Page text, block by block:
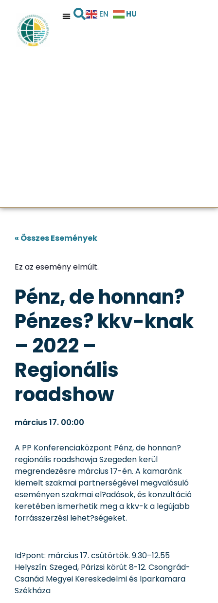
EN HU
« Összes Események
Ez az esemény elmúlt.
Pénz, de honnan?
Pénzes? kkv-knak
– 2022 –
Regionális
roadshow
március 17. 00:00
A PP Konferenciaközpont Pénz, de honnan?
regionális roadshowja Szegeden kerül
megrendezésre március 17-én. A kamaránk
kiemelt szakmai partnerségével megvalósuló
eseményen szakmai el?adások, és konzultáció
keretében ismerhetik meg a kkv-k a legújabb
forrásszerzési lehet?ségeket.
Id?pont: március 17. csütörtök. 9.30–12.55
Helyszín: Szeged, Párizsi körút 8-12. Csongrád-
Csanád Megyei Kereskedelmi és Iparkamara
Székháza